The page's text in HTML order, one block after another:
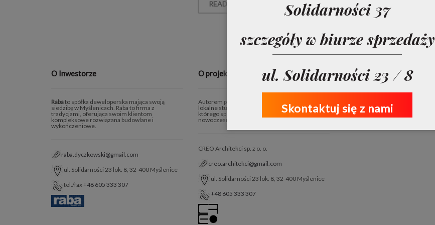
READ ARTICLE →
O Inwestorze
Rabato spółka deweloperska mająca swoją
siedzibę w Myślenicach. Raba to firma z
tradycjami, oferująca swoim klientom
kompleksowe rozwiązana budowlane i
wykończeniowe.
raba.dyczkowski@gmail.com
ul. Solidarności 23 lok. 8, 32-400 Myślenice
tel./fax+48 605 333 307
O projektantach
Autorem projektu Osiedla Słonecznego jest
lokalne studio architektoniczne CREO Architekci,
którego specjalnością jest wysokiej jakości,
nowoczesne budownictwo.
CREO Architekci sp. z o. o.
creo.architekci@gmail.com
ul. Solidarności 23 lok. 8, 32-400 Myślenice
+48 605 333 307
Solidarności 37
szczegóły w biurze sprzedaży
ul. Solidarności 23 / 8
Skontaktuj się z nami